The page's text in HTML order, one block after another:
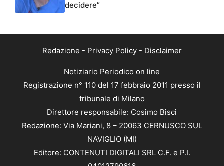
decidere”
Redazione - Privacy Policy- Disclaimer
Notiziario Periodico on line
Registrazione n° 110 del 17 febbraio 2011 presso il
tribunale di Milano
Direttore responsabile: Cosimo Bisci
Redazione: Via Mariani, 8 – 20063 CERNUSCO SUL
NAVIGLIO (MI)
Editore: CONTENUTI DIGITALI SRL C.F. e P.I.